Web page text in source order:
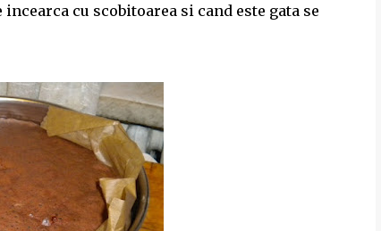
cu scobitoarea si cand este gata se